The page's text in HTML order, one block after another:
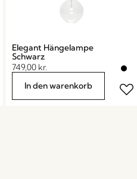
Elegant Hängelampe
Schwarz
749,00 kr.
In den warenkorb